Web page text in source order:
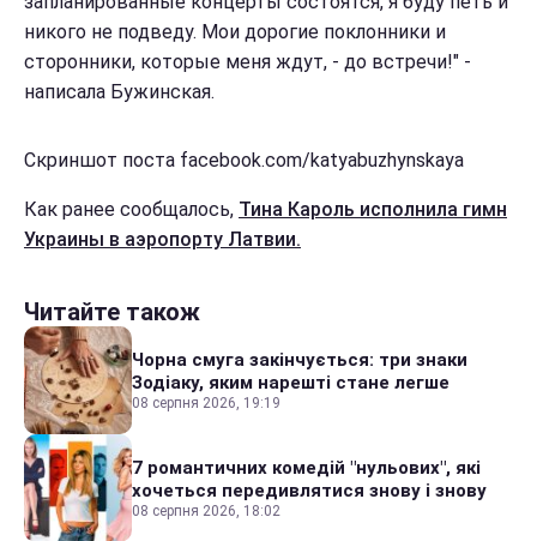
никого не подведу. Мои дорогие поклонники и
сторонники, которые меня ждут, - до встречи!" -
написала Бужинская.
Скриншот поста facebook.com/katyabuzhynskaya
Как ранее сообщалось, Тина Кароль исполнила гимн
Украины в аэропорту Латвии.
Читайте також
Чорна смуга закінчується: три знаки
Зодіаку, яким нарешті стане легше
08 серпня 2026, 19:19
7 романтичних комедій "нульових", які
хочеться передивлятися знову і знову
08 серпня 2026, 18:02